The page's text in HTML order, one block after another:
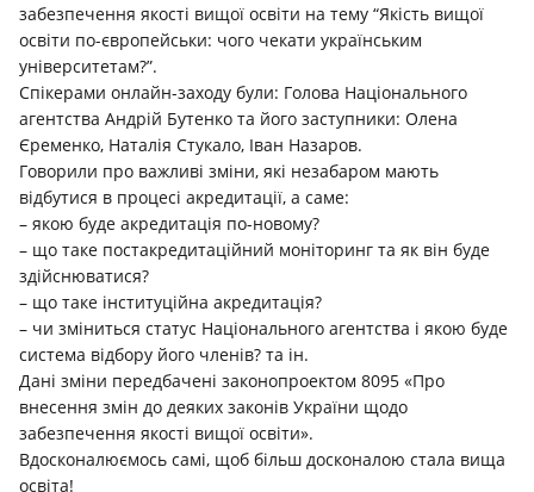
забезпечення якості вищої освіти на тему “Якість вищої
освіти по-європейськи: чого чекати українським
університетам?”.
Спікерами онлайн-заходу були: Голова Національного
агентства Андрій Бутенко та його заступники: Олена
Єременко, Наталія Стукало, Іван Назаров.
Говорили про важливі зміни, які незабаром мають
відбутися в процесі акредитації, а саме:
– якою буде акредитація по-новому?
– що таке постакредитаційний моніторинг та як він буде
здійснюватися?
– що таке інституційна акредитація?
– чи зміниться статус Національного агентства і якою буде
система відбору його членів? та ін.
Дані зміни передбачені законопроектом 8095 «Про
внесення змін до деяких законів України щодо
забезпечення якості вищої освіти».
Вдосконалюємось самі, щоб більш досконалою стала вища
освіта!